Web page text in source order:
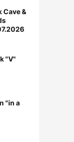
Cave &
"V"
"in a